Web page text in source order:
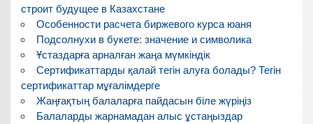
строит будущее в Казахстане
Особенности расчета биржевого курса юаня
Подсолнухи в букете: значение и символика
Ұстаздарға арналған жаңа мүмкіндік
Сертификаттарды қалай тегін алуға болады? Тегін
сертификаттар мұғалімдерге
Жаңғақтың балаларға пайдасын біле жүріңіз
Балаларды жарнамадан алыс ұстаңыздар